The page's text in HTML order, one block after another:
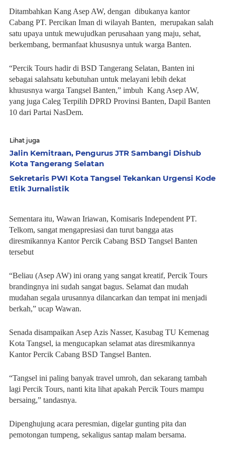
Ditambahkan Kang Asep AW, dengan dibukanya kantor
Cabang PT. Percikan Iman di wilayah Banten, merupakan salah
satu upaya untuk mewujudkan perusahaan yang maju, sehat,
berkembang, bermanfaat khususnya untuk warga Banten.
“Percik Tours hadir di BSD Tangerang Selatan, Banten ini
sebagai salahsatu kebutuhan untuk melayani lebih dekat
khususnya warga Tangsel Banten,” imbuh Kang Asep AW,
yang juga Caleg Terpilih DPRD Provinsi Banten, Dapil Banten
10 dari Partai NasDem.
Lihat juga
Jalin Kemitraan, Pengurus JTR Sambangi Dishub
Kota Tangerang Selatan
Sekretaris PWI Kota Tangsel Tekankan Urgensi Kode
Etik Jurnalistik
Sementara itu, Wawan Iriawan, Komisaris Independent PT.
Telkom, sangat mengapresiasi dan turut bangga atas
diresmikannya Kantor Percik Cabang BSD Tangsel Banten
tersebut
“Beliau (Asep AW) ini orang yang sangat kreatif, Percik Tours
brandingnya ini sudah sangat bagus. Selamat dan mudah
mudahan segala urusannya dilancarkan dan tempat ini menjadi
berkah,” ucap Wawan.
Senada disampaikan Asep Azis Nasser, Kasubag TU Kemenag
Kota Tangsel, ia mengucapkan selamat atas diresmikannya
Kantor Percik Cabang BSD Tangsel Banten.
“Tangsel ini paling banyak travel umroh, dan sekarang tambah
lagi Percik Tours, nanti kita lihat apakah Percik Tours mampu
bersaing,” tandasnya.
Dipenghujung acara peresmian, digelar gunting pita dan
pemotongan tumpeng, sekaligus santap malam bersama.